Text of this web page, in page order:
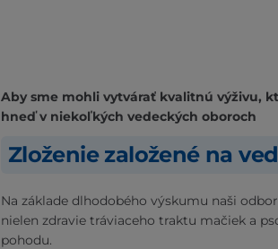
Aby sme mohli vytvárať kvalitnú výživu,
hneď v niekoľkých vedeckých oboroch
Zloženie založené na
Na základe dlhodobého výskumu naši
nielen zdravie tráviaceho traktu mačiek a
pohodu.